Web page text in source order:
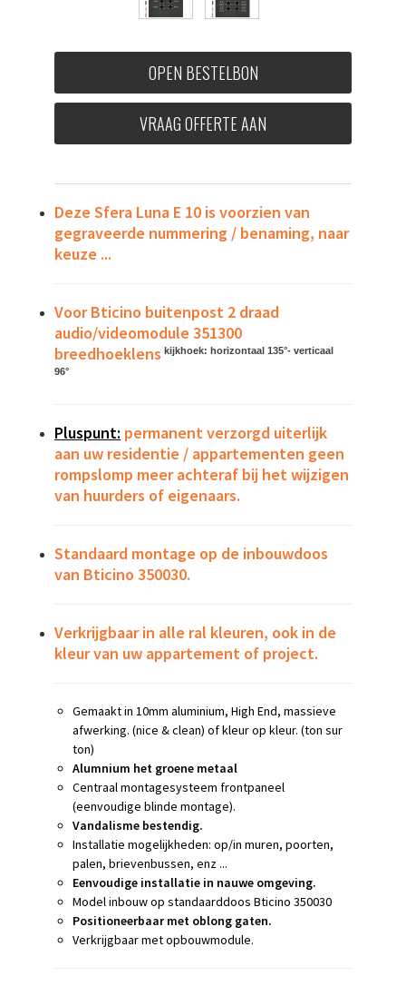
OPEN BESTELBON
VRAAG OFFERTE AAN
Deze Sfera Luna E 10 is voorzien van
gegraveerde nummering / benaming, naar
keuze ...
Voor Bticino buitenpost 2 draad
audio/videomodule 351300
breedhoeklens kijkhoek: horizontaal 135°- verticaal
96°
Pluspunt: permanent verzorgd uiterlijk
aan uw residentie / appartementen geen
rompslomp meer achteraf bij het wijzigen
van huurders of eigenaars.
Standaard montage op de inbouwdoos
van Bticino 350030.
Verkrijgbaar in alle ral kleuren, ook in de
kleur van uw appartement of project.
Gemaakt in 10mm aluminium, High End, massieve
afwerking. (nice & clean) of kleur op kleur. (ton sur
ton)
Alumnium het groene metaal
Centraal montagesysteem frontpaneel
(eenvoudige blinde montage).
Vandalisme bestendig.
Installatie mogelijkheden: op/in muren, poorten,
palen, brievenbussen, enz ...
Eenvoudige installatie in nauwe omgeving.
Model inbouw op standaarddoos Bticino 350030
Positioneerbaar met oblong gaten.
Verkrijgbaar met opbouwmodule.